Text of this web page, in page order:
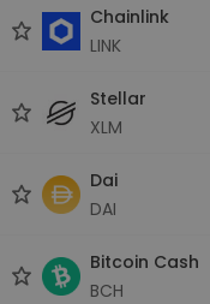
Chainlink
LINK
Stellar
XLM
Dai
DAI
Bitcoin Cash
BCH